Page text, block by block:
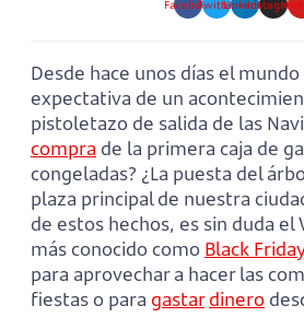
FacebookTwitterLinkedinInstagram
Desde hace unos días el
expectativa de un
pistoletazo de salida de las
compra de la primera caja de
congeladas? ¿La puesta del
plaza principal de nuestra
de estos hechos, es sin duda el
más conocido como Black Friday
para aprovechar a hacer las
fiestas o para gastar dinero